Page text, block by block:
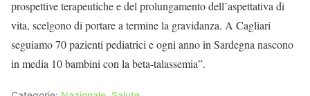
prospettive terapeutiche e del prolungamento dell’aspettativa di
vita, scelgono di portare a termine la gravidanza. A Cagliari
seguiamo 70 pazienti pediatrici e ogni anno in Sardegna nascono
in media 10 bambini con la beta-talassemia”.